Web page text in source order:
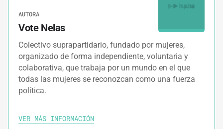
AUTORA
Vote Nelas
Colectivo suprapartidario, fundado por mujeres,
organizado de forma independiente, voluntaria y
colaborativa, que trabaja por un mundo en el que
todas las mujeres se reconozcan como una fuerza
política.
VER MÁS INFORMACIÓN